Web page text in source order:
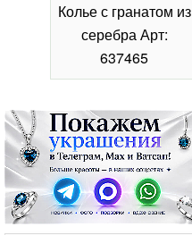
Колье с гранатом из
серебра Арт:
637465